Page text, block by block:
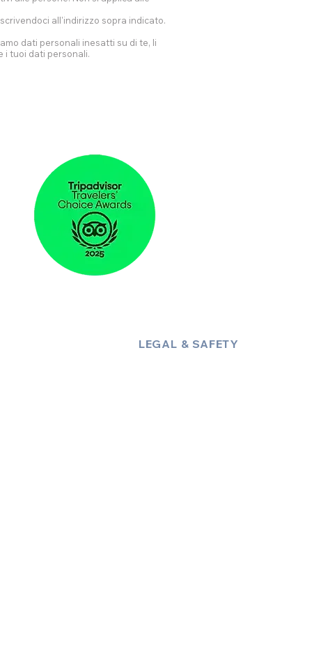
all'indirizzo sopra indicato.
dati personali inesatti su di te, li
i tuoi dati personali.
LEGAL & SAFETY